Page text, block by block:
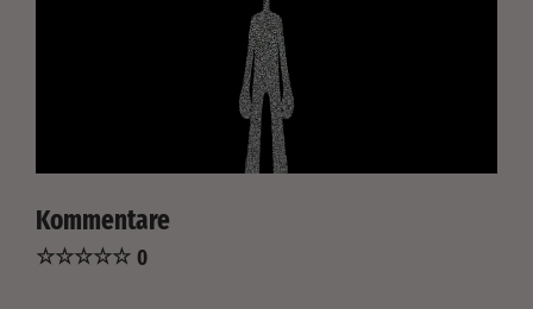
Kommentare
☆☆☆☆☆ 0